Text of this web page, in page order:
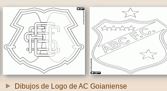
Dibujos de Logo de AC Goianiense